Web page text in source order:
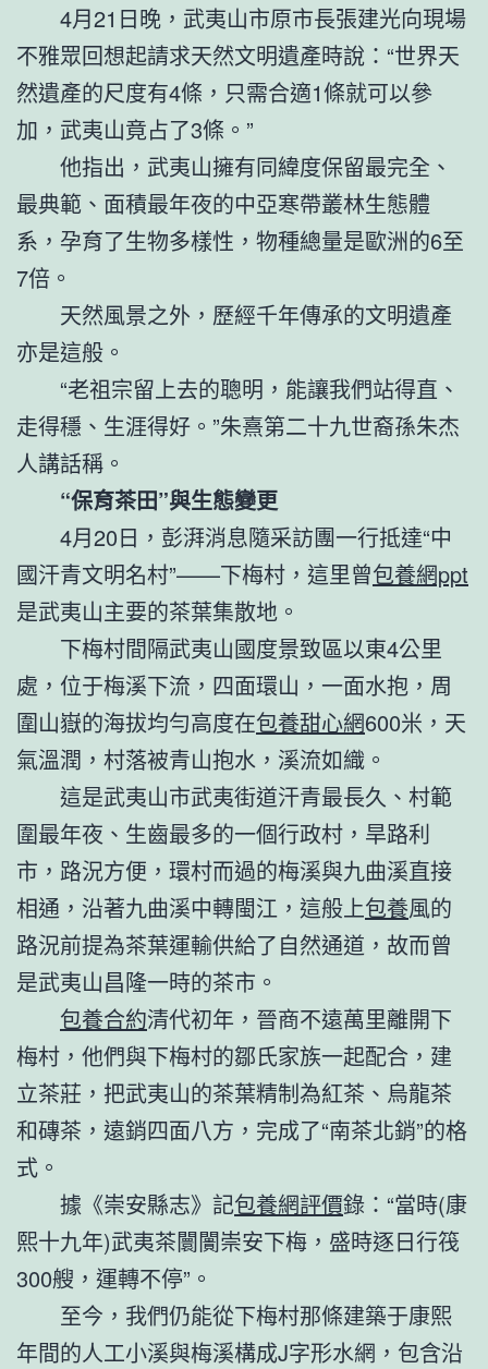
4月21日晚，武夷山市原市長張建光向現場
不雅眾回想起請求天然文明遺產時說：“世界天
然遺產的尺度有4條，只需合適1條就可以參
加，武夷山竟占了3條。”
他指出，武夷山擁有同緯度保留最完全、
最典範、面積最年夜的中亞寒帶叢林生態體
系，孕育了生物多樣性，物種總量是歐洲的6至
7倍。
天然風景之外，歷經千年傳承的文明遺產
亦是這般。
“老祖宗留上去的聰明，能讓我們站得直、
走得穩、生涯得好。”朱熹第二十九世裔孫朱杰
人講話稱。
“保育茶田”與生態變更
4月20日，彭湃消息隨采訪團一行抵達“中
國汗青文明名村”——下梅村，這里曾包養網ppt
是武夷山主要的茶葉集散地。
下梅村間隔武夷山國度景致區以東4公里
處，位于梅溪下流，四面環山，一面水抱，周
圍山嶽的海拔均勻高度在包養甜心網600米，天
氣溫潤，村落被青山抱水，溪流如織。
這是武夷山市武夷街道汗青最長久、村範
圍最年夜、生齒最多的一個行政村，旱路利
市，路況方便，環村而過的梅溪與九曲溪直接
相通，沿著九曲溪中轉閩江，這般上包養風的
路況前提為茶葉運輸供給了自然通道，故而曾
是武夷山昌隆一時的茶市。
包養合約清代初年，晉商不遠萬里離開下
梅村，他們與下梅村的鄒氏家族一起配合，建
立茶莊，把武夷山的茶葉精制為紅茶、烏龍茶
和磚茶，遠銷四面八方，完成了“南茶北銷”的格
式。
據《崇安縣志》記包養網評價錄：“當時(康
熙十九年)武夷茶闤闠崇安下梅，盛時逐日行筏
300艘，運轉不停”。
至今，我們仍能從下梅村那條建築于康熙
年間的人工小溪與梅溪構成J字形水網，包含沿